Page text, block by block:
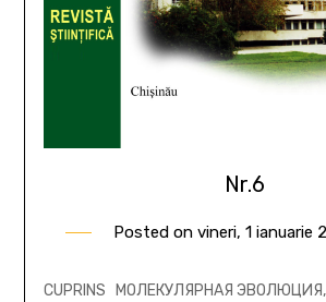
Nr.6
Posted on vineri, 1 ianuarie
CUPRINS МОЛЕКУЛЯРНАЯ